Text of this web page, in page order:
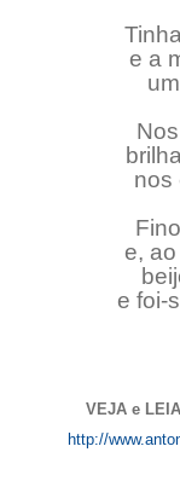
e a
nos
e,
e foi-
VEJA e
http://